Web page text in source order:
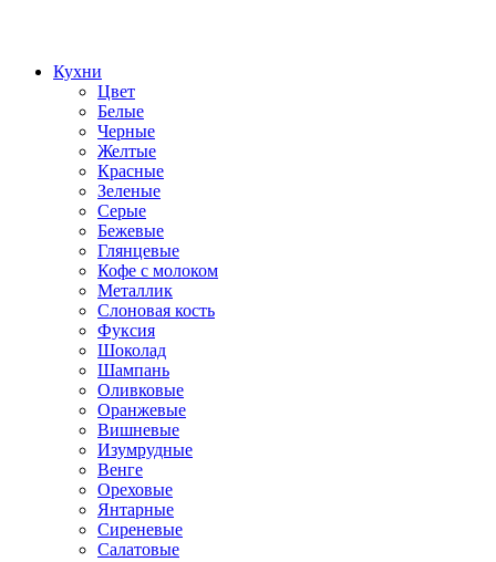
Кухни
Цвет
Белые
Черные
Желтые
Красные
Зеленые
Серые
Бежевые
Глянцевые
Кофе с молоком
Металлик
Слоновая кость
Фуксия
Шоколад
Шампань
Оливковые
Оранжевые
Вишневые
Изумрудные
Венге
Ореховые
Янтарные
Сиреневые
Салатовые